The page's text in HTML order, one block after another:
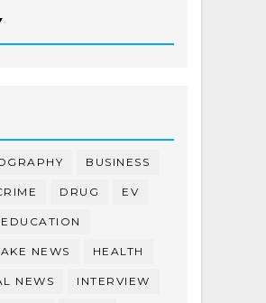
BUSINESS
DRUG EV
EDUCATION
NEWS HEALTH
NEWS INTERVIEW